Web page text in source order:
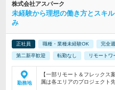
株式会社アスパーク
未経験から理想の働き方とスキ
み
正社員 職種・業種未経験OK 完全
第二新卒歓迎 転勤なし リモートワ
勤務地
【一部リモート＆フレックス
属は各エリアのプロジェクト